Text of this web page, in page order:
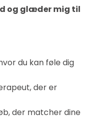
og glæder mig til
du kan føle dig
der er
der matcher dine